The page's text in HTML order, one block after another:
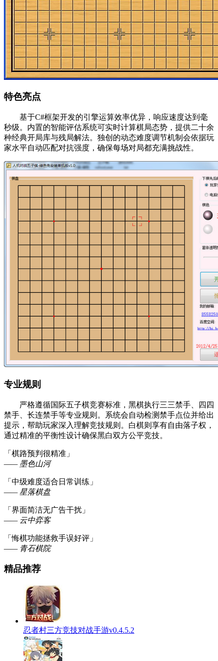
特色亮点
基于C#框架开发的引擎运算效率优异，响应速度达到毫
秒级。内置的智能评估系统可实时计算棋局态势，提供二十余
种经典开局库与残局解法。独创的动态难度调节机制会依据玩
家水平自动匹配对抗强度，确保每场对局都充满挑战性。
专业规则
严格遵循国际五子棋竞赛标准，黑棋执行三三禁手、四四
禁手、长连禁手等专业规则。系统会自动检测禁手点位并给出
提示，帮助玩家深入理解竞技规则。白棋则享有自由落子权，
通过精准的平衡性设计确保黑白双方公平竞技。
「棋路预判很精准」
—— 墨色山河
「中级难度适合日常训练」
—— 星落棋盘
「界面简洁无广告干扰」
—— 云中弈客
「悔棋功能拯救手误好评」
—— 青石棋院
精品推荐
忍者村三方竞技对战手游v0.4.5.2